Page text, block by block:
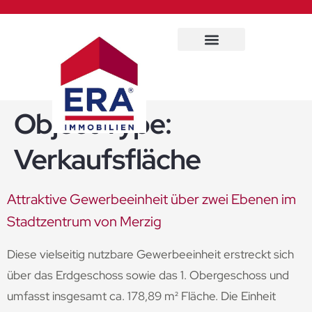
Object Type:
Verkaufsfläche
Attraktive Gewerbeeinheit über zwei Ebenen im
Stadtzentrum von Merzig
Diese vielseitig nutzbare Gewerbeeinheit erstreckt sich
über das Erdgeschoss sowie das 1. Obergeschoss und
umfasst insgesamt ca. 178,89 m² Fläche. Die Einheit